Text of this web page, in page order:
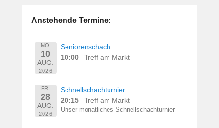
Anstehende Termine:
MO.
10
AUG.
2026
Seniorenschach
10:00
Treff am Markt
FR.
28
AUG.
2026
Schnellschachturnier
20:15
Treff am Markt
Unser monatliches Schnellschachturnier.